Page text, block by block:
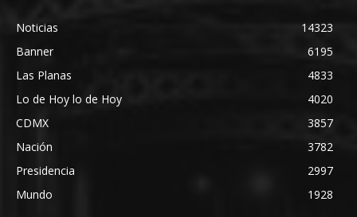
Noticias
14323
Banner
6195
Las Planas
4833
Lo de Hoy lo de Hoy
4020
CDMX
3857
Nación
3782
Presidencia
2997
Mundo
1928